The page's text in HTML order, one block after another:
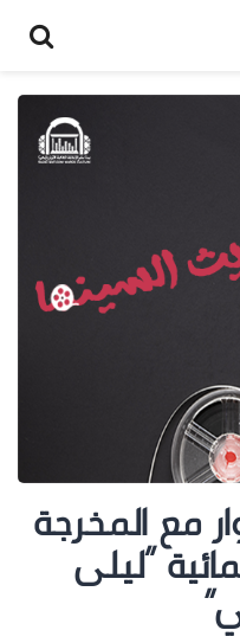
مع المخرجة
“ليلى